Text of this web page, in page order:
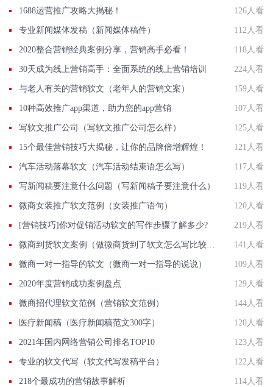
1688运营推广攻略大揭秘！ 126人看
专业新闻媒体发稿（新闻媒体稿件） 112人看
2020整合营销经典案例分享，营销高手必看！ 118人看
30天成为线上营销高手：全面系统的线上营销培训 224人看
与老人有关的营销软文（老年人的营销文案） 159人看
10种高效推广app渠道，助力您的app营销 107人看
写软文推广公司（写软文推广公司怎么样） 125人看
15个最佳营销技巧大揭秘，让你的品牌倍增辉煌！ 121人看
汽车活动落幕软文（汽车活动结束语怎么写） 117人看
写新闻稿要注意什么问题（写新闻稿子要注意什么） 119人看
微商女装推广软文范例（女装推广语句） 120人看
[营销技巧]你对促销活动软文的写作步骤了解多少? 219人看
微商到货软文案例（做微商货到了软文怎么写比较好） 141人看
微商一对一指导的软文（微商一对一指导的说说） 109人看
2020年度营销成功案例盘点 129人看
微商招代理软文范例（营销软文范例） 144人看
医疗新闻稿（医疗新闻稿范文300字） 120人看
2021年国内网络营销公司排名TOP10 123人看
专业的软文代写（软文代写发稿平台） 122人看
218个最成功的营销故事解析 114人看